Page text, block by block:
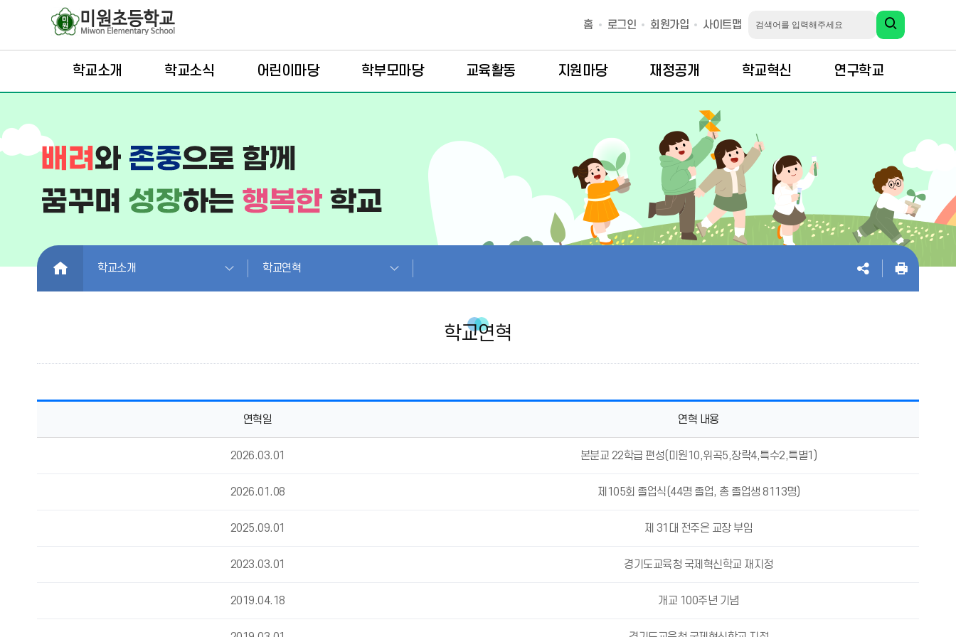
홈 로그인 회원가입 사이트맵
학교소개 학교소식 어린이마당 학부모마당 교육활동 지원마당 재정공개 학교혁신 연구학교
HOME 학교소개 학교연혁
학교연혁
연혁일 연혁 내용
2026.03.01 본분교 22학급 편성(미원10,위곡5,장락4,특수2,특별1)
2026.01.08 제105회 졸업식(44명 졸업, 총 졸업생 8113명)
2025.09.01 제 31대 전주은 교장 부임
2023.03.01 경기도교육청 국제혁신학교 재지정
2019.04.18 개교 100주년 기념